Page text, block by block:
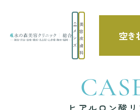
メ
ン
ズ
美
容
皮
膚
科
空き
TOP 症例写真 ヒアルロン酸リフト